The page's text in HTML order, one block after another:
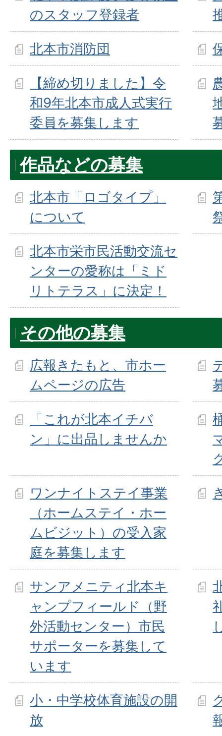
のスタッフ登録者
北本市消防団
【締め切りました】令
和9年北本市成人式実行
委員を募集します
作品などの募集
北本市「ロゴタイプ」
について
北本市栄市民活動交流セ
ンターの愛称は「ミド
リトテラス」に決定！
その他の募集
広報きたもと、市ホー
ムページの広告
「これが北本イチバ
ン」に出品しませんか
ワンナイトステイ事業
（ホームステイ・ホー
ムビジット）の受入家
庭を募集します
サンアメニティ北本キ
ャンプフィールド（野
外活動センター）市民
サポーターを募集して
います
小・中学校体育施設の開
放